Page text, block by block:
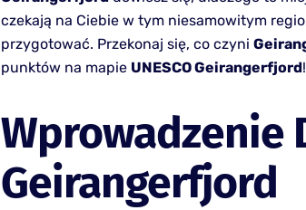
czekają na Ciebie w tym niesamowitym
przygotować. Przekonaj się, co czyni
punktów na mapie UNESCO Geirangerfjord!
Wprowadzenie
Geirangerfjord